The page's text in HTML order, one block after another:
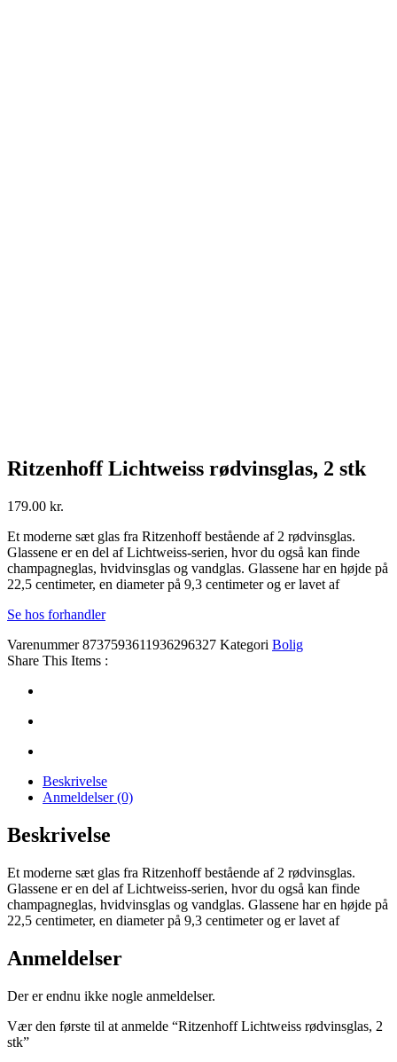
Ritzenhoff Lichtweiss rødvinsglas, 2 stk
179.00 kr.
Et moderne sæt glas fra Ritzenhoff bestående af 2 rødvinsglas.
Glassene er en del af Lichtweiss-serien, hvor du også kan finde
champagneglas, hvidvinsglas og vandglas. Glassene har en højde på
22,5 centimeter, en diameter på 9,3 centimeter og er lavet af
Se hos forhandler
Varenummer8737593611936296327 Kategori Bolig
Share This Items :
Beskrivelse
Anmeldelser (0)
Beskrivelse
Et moderne sæt glas fra Ritzenhoff bestående af 2 rødvinsglas.
Glassene er en del af Lichtweiss-serien, hvor du også kan finde
champagneglas, hvidvinsglas og vandglas. Glassene har en højde på
22,5 centimeter, en diameter på 9,3 centimeter og er lavet af
Anmeldelser
Der er endnu ikke nogle anmeldelser.
Vær den første til at anmelde “Ritzenhoff Lichtweiss rødvinsglas, 2
stk”